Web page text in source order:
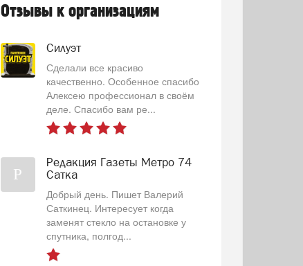
Отзывы к организациям
Силуэт
Сделали все красиво
качественно. Особенное спасибо
Алексею профессионал в своём
деле. Спасибо вам ре...
Р
Редакция Газеты Метро 74
Сатка
Добрый день. Пишет Валерий
Саткинец. Интересует когда
заменят стекло на остановке у
спутника, полгод...